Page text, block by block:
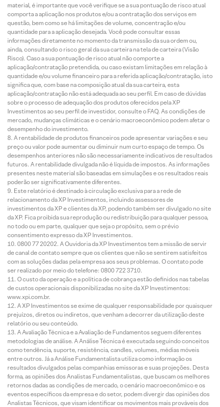
material, é importante que você verifique se a sua pontuação de risco atual
comporta a aplicação nos produtos e/ou a contratação dos serviços em
questão, bem como se há limitações de volume, concentração e/ou
quantidade para a aplicação desejada. Você pode consultar essas
informações diretamente no momento da transmissão da sua ordem ou,
ainda, consultando o risco geral da sua carteira na tela de carteira (Visão
Risco). Caso a sua pontuação de risco atual não comporte a
aplicação/contratação pretendida, ou caso existam limitações em relação à
quantidade e/ou volume financeiro para a referida aplicação/contratação, isto
significa que, com base na composição atual da sua carteira, esta
aplicação/contratação não está adequada ao seu perfil. Em caso de dúvidas
sobre o processo de adequação dos produtos oferecidos pela XP
Investimentos ao seu perfil de investidor, consulte o FAQ. As condições de
mercado, mudanças climáticas e o cenário macroeconômico podem afetar o
desempenho do investimento.
A rentabilidade de produtos financeiros pode apresentar variações e seu
preço ou valor pode aumentar ou diminuir num curto espaço de tempo. Os
desempenhos anteriores não são necessariamente indicativos de resultados
futuros. A rentabilidade divulgada não é líquida de impostos. As informações
presentes neste material são baseadas em simulações e os resultados reais
poderão ser significativamente diferentes.
Este relatório é destinado à circulação exclusiva para a rede de
relacionamento da XP Investimentos, incluindo assessores de
investimentos da XP e clientes da XP, podendo também ser divulgado no site
da XP. Fica proibida sua reprodução ou redistribuição para qualquer pessoa,
no todo ou em parte, qualquer que seja o propósito, sem o prévio
consentimento expresso da XP Investimentos.
0800 77 20202. A Ouvidoria da XP Investimentos tem a missão de servir
de canal de contato sempre que os clientes que não se sentirem satisfeitos
com as soluções dadas pela empresa aos seus problemas. O contato pode
ser realizado por meio do telefone: 0800 722 3710.
O custo da operação e a política de cobrança estão definidos nas tabelas
de custos operacionais disponibilizadas no site da XP Investimentos:
www.xpi.com.br.
A XP Investimentos se exime de qualquer responsabilidade por quaisquer
prejuízos, diretos ou indiretos, que venham a decorrer da utilização deste
relatório ou seu conteúdo.
A Avaliação Técnica e a Avaliação de Fundamentos seguem diferentes
metodologias de análise. A Análise Técnica é executada seguindo conceitos
como tendência, suporte, resistência, candles, volumes, médias móveis
entre outros. Já a Análise Fundamentalista utiliza como informação os
resultados divulgados pelas companhias emissoras e suas projeções. Desta
forma, as opiniões dos Analistas Fundamentalistas, que buscam os melhores
retornos dadas as condições de mercado, o cenário macroeconômico e os
eventos específicos da empresa e do setor, podem divergir das opiniões dos
Analistas Técnicos, que visam identificar os movimentos mais prováveis dos